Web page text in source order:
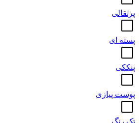
پرتقالی
پسته ای
پنککی
پوست پیازی
تک رنگ